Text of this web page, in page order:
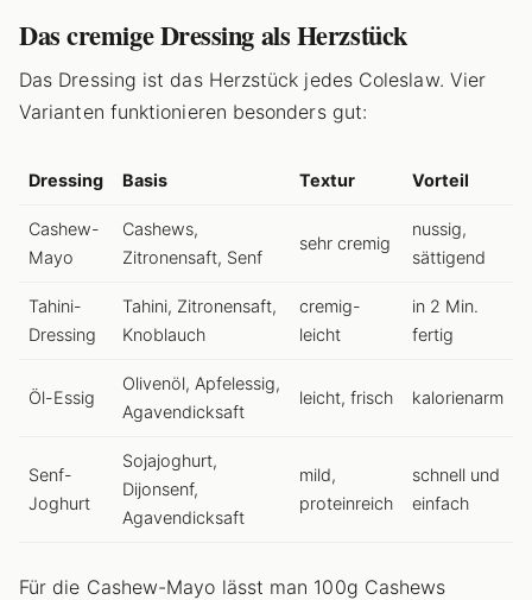
Das cremige Dressing als Herzstück
Das Dressing ist das Herzstück jedes Coleslaw. Vier
Varianten funktionieren besonders gut:
Dressing Basis Textur Vorteil
Cashew-
Mayo
Cashews,
Zitronensaft, Senf
sehr cremig
nussig,
sättigend
Tahini-
Dressing
Tahini, Zitronensaft,
Knoblauch
cremig-
leicht
in 2 Min.
fertig
Öl-Essig
Olivenöl, Apfelessig,
Agavendicksaft
leicht, frisch kalorienarm
Senf-
Joghurt
Sojajoghurt,
Dijonsenf,
Agavendicksaft
mild,
proteinreich
schnell und
einfach
Für die Cashew-Mayo lässt man 100g Cashews